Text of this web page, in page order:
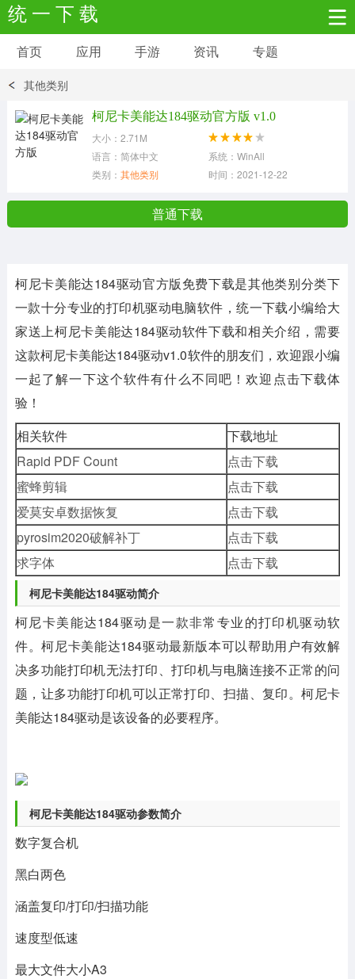
统 一 下 载
安卓应用 安卓游戏
系统工具 其它应用
首页 应用 手游 资讯 专题
其他类别
柯尼卡美能达184驱动官方版 v1.0
大小：2.71M
语言：简体中文
系统：WinAll
类别： 其他类别 时间：2021-12-22
普通下载
柯尼卡美能达184驱动官方版免费下载是其他类别分类下
一款十分专业的打印机驱动电脑软件，统一下载小编给大
家送上柯尼卡美能达184驱动软件下载和相关介绍，需要
这款柯尼卡美能达184驱动v1.0软件的朋友们，欢迎跟小编
一起了解一下这个软件有什么不同吧！欢迎点击下载体
验！
相关软件
下载地址
Rapid PDF Count
点击下载
蜜蜂剪辑
点击下载
爱莫安卓数据恢复
点击下载
pyrosim2020破解补丁
点击下载
求字体
点击下载
柯尼卡美能达184驱动简介
柯尼卡美能达184驱动是一款非常专业的打印机驱动软
件。柯尼卡美能达184驱动最新版本可以帮助用户有效解
决多功能打印机无法打印、打印机与电脑连接不正常的问
题，让多功能打印机可以正常打印、扫描、复印。柯尼卡
美能达184驱动是该设备的必要程序。
柯尼卡美能达184驱动参数简介
数字复合机
黑白两色
涵盖复印/打印/扫描功能
速度型低速
最大文件大小A3